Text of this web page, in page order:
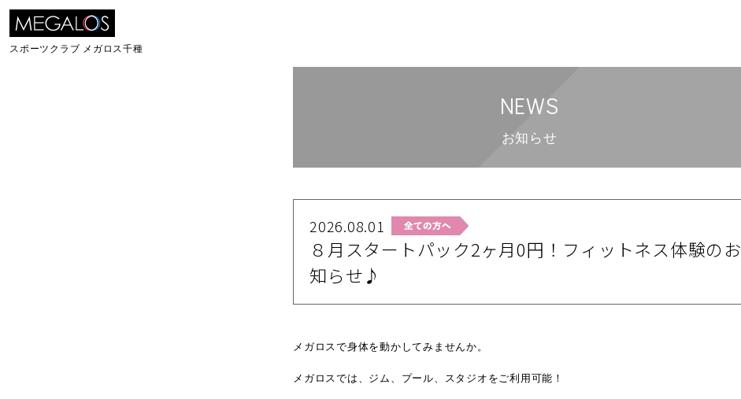
スポーツクラブ メガロス千種
NEWS
お知らせ
2026.08.01
８月スタートパック2ヶ月0円！フィットネス体験のお
知らせ♪
メガロスで身体を動かしてみませんか。
メガロスでは、ジム、プール、スタジオをご利用可能！